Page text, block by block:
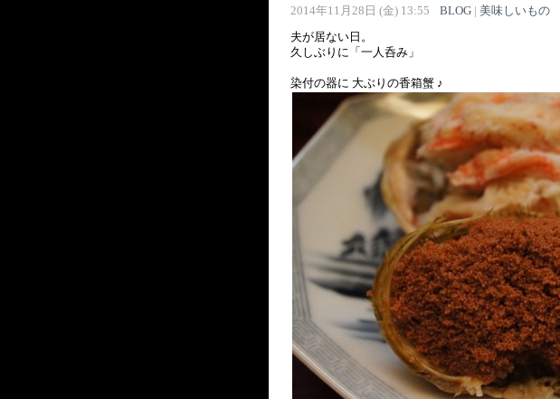
2014年11月28日 (金) 13:55 BLOG| 美味しいもの
夫が居ない日。
久しぶりに「一人呑み」
染付の器に 大ぶりの香箱蟹 ♪